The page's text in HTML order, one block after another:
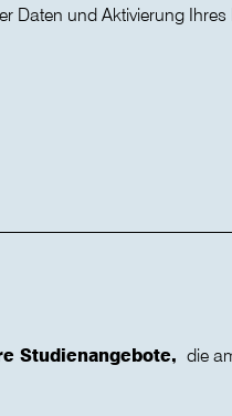
Daten und Aktivierung
Studienangebote, die